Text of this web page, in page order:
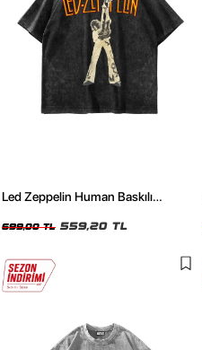
Led Zeppelin Human Baskılı
Siyah Tshirt
699,00 TL 559,20 TL